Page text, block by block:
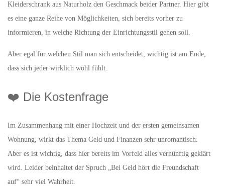
Kleiderschrank aus Naturholz den Geschmack beider Partner. Hier gibt
es eine ganze Reihe von Möglichkeiten, sich bereits vorher zu
informieren, in welche Richtung der Einrichtungsstil gehen soll.
Aber egal für welchen Stil man sich entscheidet, wichtig ist am Ende,
dass sich jeder wirklich wohl fühlt.
❤️ Die Kostenfrage
Im Zusammenhang mit einer Hochzeit und der ersten gemeinsamen
Wohnung, wirkt das Thema Geld und Finanzen sehr unromantisch.
Aber es ist wichtig, dass hier bereits im Vorfeld alles vernünftig geklärt
wird. Leider beinhaltet der Spruch „Bei Geld hört die Freundschaft
auf“ sehr viel Wahrheit.